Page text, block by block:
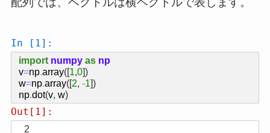
In [1]:
import numpy as np
v=np.array([1,0])
w=np.array([2, -1])
np.dot(v, w)
Out[1]:
2